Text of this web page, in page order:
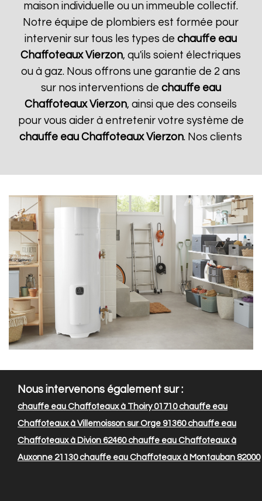
maison individuelle ou un immeuble collectif.
Notre équipe de plombiers est formée pour
intervenir sur tous les types dechauffe eau
Chaffoteaux Vierzon, qu'ils soient électriques
ou à gaz. Nous offrons une garantie de 2 ans
sur nos interventions de chauffe eau
Chaffoteaux Vierzon, ainsi que des conseils
pour vous aider à entretenir votre système de
chauffe eau Chaffoteaux Vierzon. Nos clients
Nous intervenons également sur :
chauffe eau Chaffoteaux à Thoiry 01710chauffe eau
Chaffoteaux à Villemoisson sur Orge 91360chauffe eau
Chaffoteaux à Divion 62460chauffe eau Chaffoteaux à
Auxonne 21130chauffe eau Chaffoteaux à Montauban 82000